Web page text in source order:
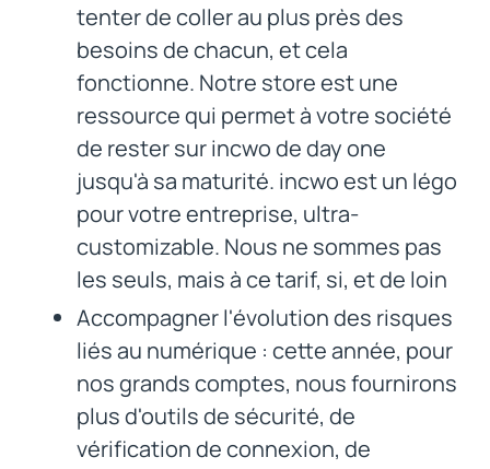
tenter de coller au plus près des
besoins de chacun, et cela
fonctionne. Notre store est une
ressource qui permet à votre société
de rester sur incwo de day one
jusqu'à sa maturité. incwo est un légo
pour votre entreprise, ultra-
customizable. Nous ne sommes pas
les seuls, mais à ce tarif, si, et de loin
Accompagner l'évolution des risques
liés au numérique : cette année, pour
nos grands comptes, nous fournirons
plus d'outils de sécurité, de
vérification de connexion, de